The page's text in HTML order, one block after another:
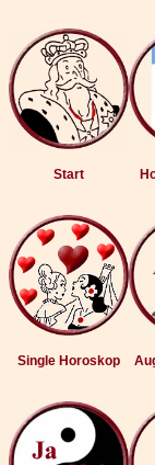
Start
Single Horoskop